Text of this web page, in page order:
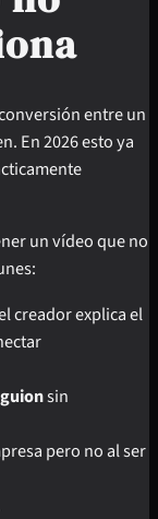
entre un
En 2026 esto ya
un vídeo que no
creador explica el
sin
pero no al ser